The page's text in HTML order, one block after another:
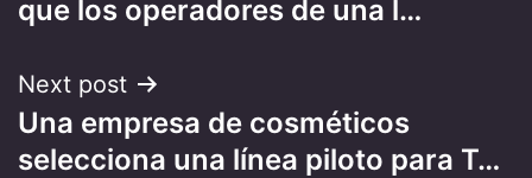
que los operadores de una l…
Next post
Una empresa de cosméticos
selecciona una línea piloto para T…